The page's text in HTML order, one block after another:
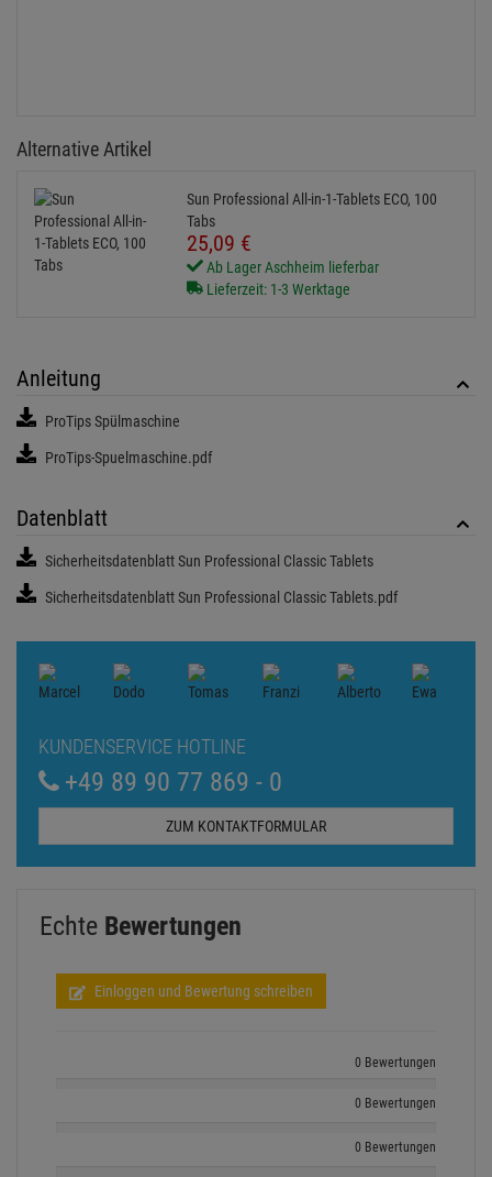
Alternative Artikel
Sun Professional All-in-1-Tablets ECO, 100
Tabs
25,09 €
Ab Lager Aschheim lieferbar
Lieferzeit: 1-3 Werktage
Anleitung
ProTips Spülmaschine
ProTips-Spuelmaschine.pdf
Datenblatt
Sicherheitsdatenblatt Sun Professional Classic Tablets
Sicherheitsdatenblatt Sun Professional Classic Tablets.pdf
KUNDENSERVICE HOTLINE
+49 89 90 77 869 - 0
ZUM KONTAKTFORMULAR
Echte Bewertungen
Einloggen und Bewertung schreiben
0 Bewertungen
0 Bewertungen
0 Bewertungen